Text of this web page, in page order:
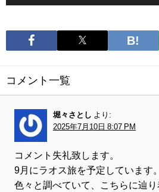
コメント一覧
堀々さとし より:
2025年7月10日 8:07 PM
コメント失礼致します。
9月にラオス旅を予定しています。
色々と調べていて、こちらに辿り